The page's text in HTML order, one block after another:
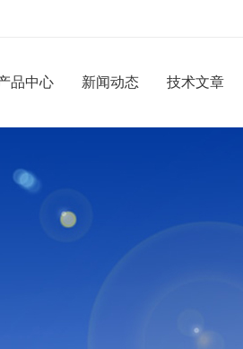
品中心 新闻动态 技术文章